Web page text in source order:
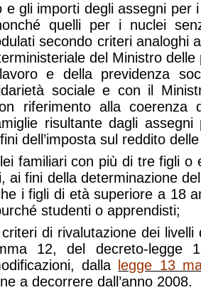
e gli importi degli assegni per
quelli per i nuclei
secondo criteri analoghi
del Ministro
e della previdenza
sociale e con il
riferimento alla coerenza
risultante dagli
dell’imposta sul reddito
familiari con più di tre figli o
ai fini della determinazione
i figli di età superiore a 18
studenti o apprendisti;
di rivalutazione dei livelli
12, del decreto-legge
dalla
legge 13
a decorrere dall’anno 2008.